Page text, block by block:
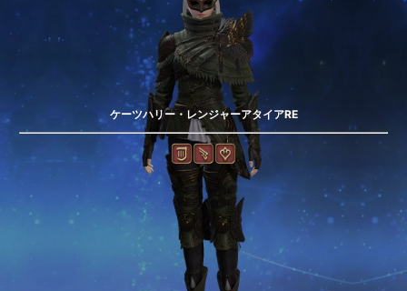
ケーツハリー・レンジャーアタイアRE